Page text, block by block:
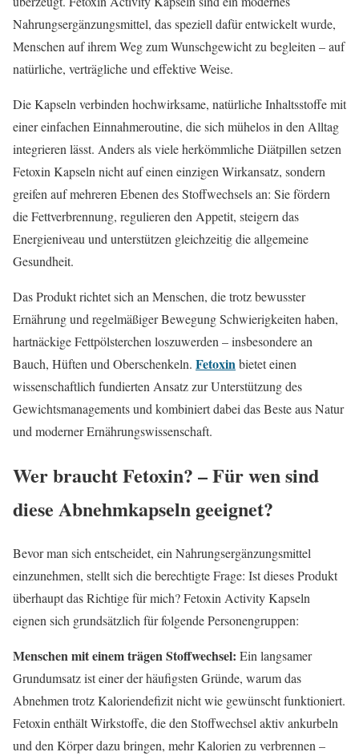
Nahrungsergänzungsmittel, das speziell dafür entwickelt wurde,
Menschen auf ihrem Weg zum Wunschgewicht zu begleiten – auf
natürliche, verträgliche und effektive Weise.
Die Kapseln verbinden hochwirksame, natürliche Inhaltsstoffe mit
einer einfachen Einnahmeroutine, die sich mühelos in den Alltag
integrieren lässt. Anders als viele herkömmliche Diätpillen setzen
Fetoxin Kapseln nicht auf einen einzigen Wirkansatz, sondern
greifen auf mehreren Ebenen des Stoffwechsels an: Sie fördern
die Fettverbrennung, regulieren den Appetit, steigern das
Energieniveau und unterstützen gleichzeitig die allgemeine
Gesundheit.
Das Produkt richtet sich an Menschen, die trotz bewusster
Ernährung und regelmäßiger Bewegung Schwierigkeiten haben,
hartnäckige Fettpölsterchen loszuwerden – insbesondere an
Bauch, Hüften und Oberschenkeln. Fetoxinbietet einen
wissenschaftlich fundierten Ansatz zur Unterstützung des
Gewichtsmanagements und kombiniert dabei das Beste aus Natur
und moderner Ernährungswissenschaft.
Wer braucht Fetoxin? – Für wen sind
diese Abnehmkapseln geeignet?
Bevor man sich entscheidet, ein Nahrungsergänzungsmittel
einzunehmen, stellt sich die berechtigte Frage: Ist dieses Produkt
überhaupt das Richtige für mich? Fetoxin Activity Kapseln
eignen sich grundsätzlich für folgende Personengruppen:
Menschen mit einem trägen Stoffwechsel: Ein langsamer
Grundumsatz ist einer der häufigsten Gründe, warum das
Abnehmen trotz Kaloriendefizit nicht wie gewünscht funktioniert.
Fetoxin enthält Wirkstoffe, die den Stoffwechsel aktiv ankurbeln
und den Körper dazu bringen, mehr Kalorien zu verbrennen –